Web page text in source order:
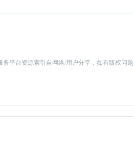
平台资源索引自网络/用户分享，如有版权问